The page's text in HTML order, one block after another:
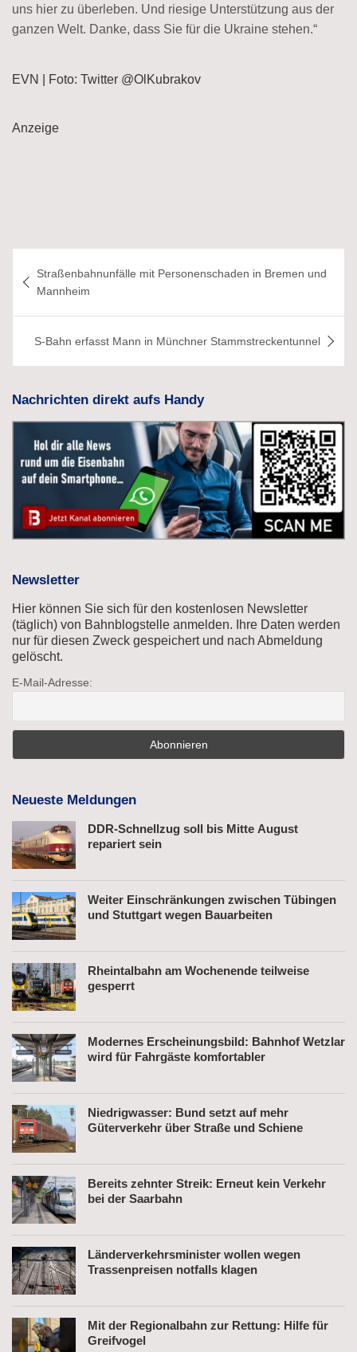
uns hier zu überleben. Und riesige Unterstützung aus der
ganzen Welt. Danke, dass Sie für die Ukraine stehen.“
EVN | Foto: Twitter @OlKubrakov
Anzeige
Straßenbahnunfälle mit Personenschaden in Bremen und
Mannheim
S-Bahn erfasst Mann in Münchner Stammstreckentunnel
Nachrichten direkt aufs Handy
Newsletter
Hier können Sie sich für den kostenlosen Newsletter
(täglich) von Bahnblogstelle anmelden. Ihre Daten werden
nur für diesen Zweck gespeichert und nach Abmeldung
gelöscht.
E-Mail-Adresse:
Neueste Meldungen
DDR-Schnellzug soll bis Mitte August
repariert sein
Weiter Einschränkungen zwischen Tübingen
und Stuttgart wegen Bauarbeiten
Rheintalbahn am Wochenende teilweise
gesperrt
Modernes Erscheinungsbild: Bahnhof Wetzlar
wird für Fahrgäste komfortabler
Niedrigwasser: Bund setzt auf mehr
Güterverkehr über Straße und Schiene
Bereits zehnter Streik: Erneut kein Verkehr
bei der Saarbahn
Länderverkehrsminister wollen wegen
Trassenpreisen notfalls klagen
Mit der Regionalbahn zur Rettung: Hilfe für
Greifvogel